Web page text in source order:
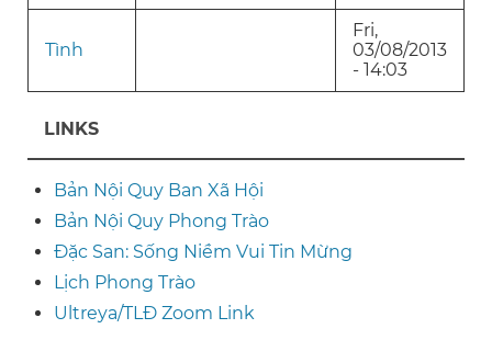
LINKS
Bản Nội Quy Ban Xã Hội
Bản Nội Quy Phong Trào
Đặc San: Sống Niềm Vui Tin Mừng
Lịch Phong Trào
Ultreya/TLĐ Zoom Link
Tình
Fri,
03/08/2013
- 14:03